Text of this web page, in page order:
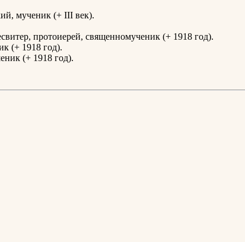
мученик (+ III век).
протоиерей, священномученик (+ 1918 год).
(+ 1918 год).
(+ 1918 год).